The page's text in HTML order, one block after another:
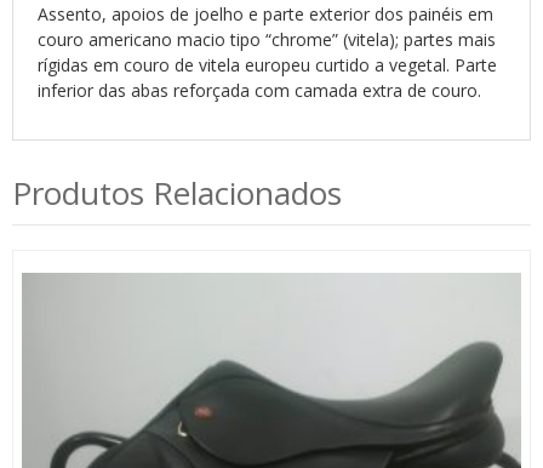
Assento, apoios de joelho e parte exterior dos painéis em
couro americano macio tipo “chrome” (vitela); partes mais
rígidas em couro de vitela europeu curtido a vegetal. Parte
inferior das abas reforçada com camada extra de couro.
Produtos Relacionados